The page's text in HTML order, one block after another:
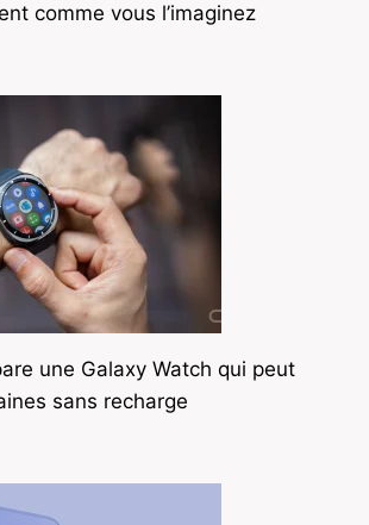
comme vous l’imaginez
une Galaxy Watch qui peut
sans recharge